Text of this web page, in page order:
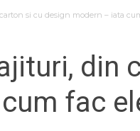
si cu design modern – iata
din
fac